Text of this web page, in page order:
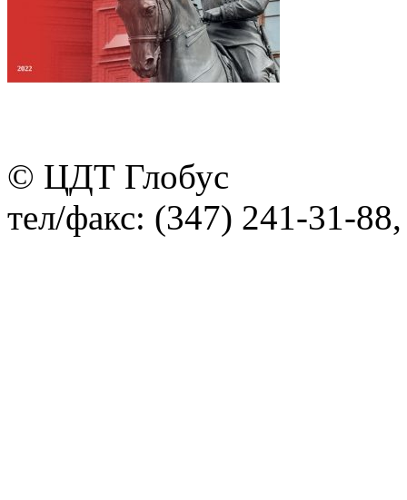
© ЦДТ Глобус
тел/факс: (347) 241-31-